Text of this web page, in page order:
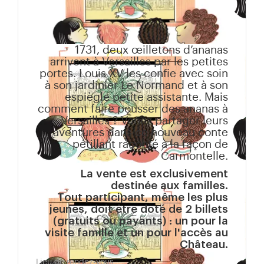
1731, deux œilletons d’ananas
arrivent à Versailles par les petites
portes. Louis XV les confie avec soin
à son jardinier Le Normand et à son
espiègle petite assistante. Mais
comment faire pousser des ananas à
Versailles ? Venez partager leurs
aventures dans ce nouveau conte
pétillant raconté à la façon de
Carmontelle.
La vente est exclusivement
destinée aux familles.
Tout participant, même les plus
jeunes, doit être doté de 2 billets
(gratuits ou payants) : un pour la
visite famille et un pour l'accès au
Château.
Lieu de rendez-vous